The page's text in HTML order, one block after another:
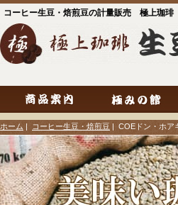
コーヒー生豆・焙煎豆の計量販売 極上珈
ホーム | コーヒー生豆・焙煎豆 | COEドン・ホア